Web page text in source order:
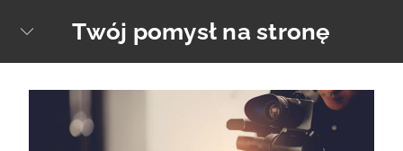
Twój pomysł na stronę